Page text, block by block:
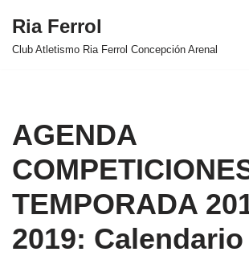
Saltar
Ria Ferrol
Club Atletismo Ria Ferrol Concepción Arenal
AGENDA
TEMPORADA
2019: